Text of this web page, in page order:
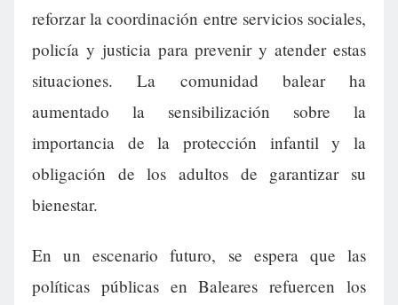
reforzar la coordinación entre servicios sociales,
policía y justicia para prevenir y atender estas
situaciones. La comunidad balear ha
aumentado la sensibilización sobre la
importancia de la protección infantil y la
obligación de los adultos de garantizar su
bienestar.
En un escenario futuro, se espera que las
políticas públicas en Baleares refuercen los